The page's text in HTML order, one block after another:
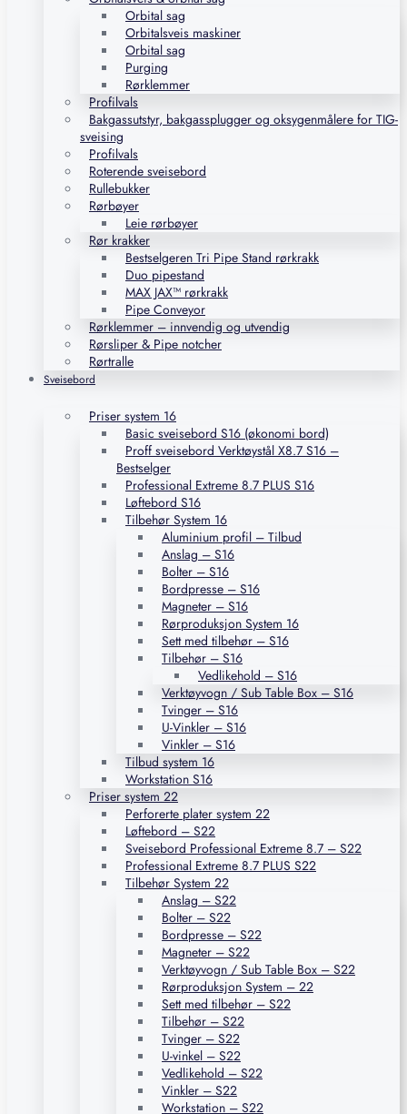
Orbital sag
Orbitalsveis maskiner
Orbital sag
Purging
Rørklemmer
Profilvals
Bakgassutstyr, bakgassplugger og oksygenmålere for TIG-
sveising
Profilvals
Roterende sveisebord
Rullebukker
Rørbøyer
Leie rørbøyer
Rør krakker
Bestselgeren Tri Pipe Stand rørkrakk
Duo pipestand
MAX JAX™ rørkrakk
Pipe Conveyor
Rørklemmer – innvendig og utvendig
Rørsliper & Pipe notcher
Rørtralle
Sveisebord
Priser system 16
Basic sveisebord S16 (økonomi bord)
Proff sveisebord Verktøystål X8.7 S16 –
Bestselger
Professional Extreme 8.7 PLUS S16
Løftebord S16
Tilbehør System 16
Aluminium profil – Tilbud
Anslag – S16
Bolter – S16
Bordpresse – S16
Magneter – S16
Rørproduksjon System 16
Sett med tilbehør – S16
Tilbehør – S16
Vedlikehold – S16
Verktøyvogn / Sub Table Box – S16
Tvinger – S16
U-Vinkler – S16
Vinkler – S16
Tilbud system 16
Workstation S16
Priser system 22
Perforerte plater system 22
Løftebord – S22
Sveisebord Professional Extreme 8.7 – S22
Professional Extreme 8.7 PLUS S22
Tilbehør System 22
Anslag – S22
Bolter – S22
Bordpresse – S22
Magneter – S22
Verktøyvogn / Sub Table Box – S22
Rørproduksjon System – 22
Sett med tilbehør – S22
Tilbehør – S22
Tvinger – S22
U-vinkel – S22
Vedlikehold – S22
Vinkler – S22
Workstation – S22